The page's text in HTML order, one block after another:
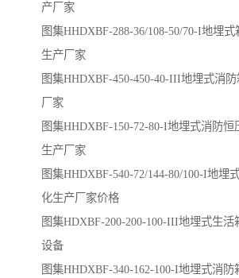
产厂家
图集HHDXBF-288-36/108-50/70-I地埋
生产厂家
图集HHDXBF-450-450-40-III地埋式消
厂家
图集HHDXBF-150-72-80-I地埋式消防恒
生产厂家
图集HHDXBF-540-72/144-80/100-I地埋
化生产厂家价格
图集HDXBF-200-200-100-III地埋式生
设备
图集HHDXBF-340-162-100-I地埋式消